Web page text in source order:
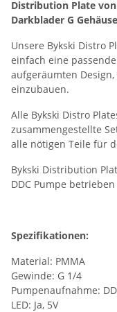
Distribution Plate
Darkblader G
Unsere Bykski Distro
einfach eine
aufgeräumten
einzubauen.
Alle Bykski Distro
zusammengestellte
alle nötigen Teile für
Bykski Distribution
DDC Pumpe
Spezifikationen:
Material: PMMA
Gewinde: G 1/4
Pumpenaufnahme:
LED: Ja, 5V